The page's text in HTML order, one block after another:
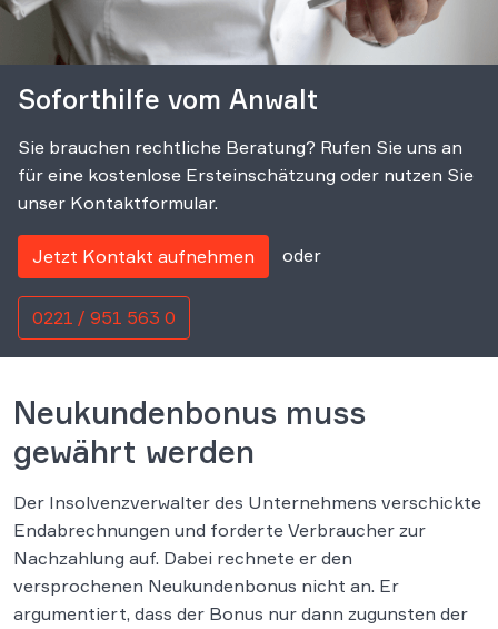
Soforthilfe vom Anwalt
Sie brauchen rechtliche Beratung? Rufen Sie uns an
für eine kostenlose Ersteinschätzung oder nutzen Sie
unser Kontaktformular.
Jetzt Kontakt aufnehmen oder
0221 / 951 563 0
Neukundenbonus muss
gewährt werden
Der Insolvenzverwalter des Unternehmens verschickte
Endabrechnungen und forderte Verbraucher zur
Nachzahlung auf. Dabei rechnete er den
versprochenen Neukundenbonus nicht an. Er
argumentiert, dass der Bonus nur dann zugunsten der